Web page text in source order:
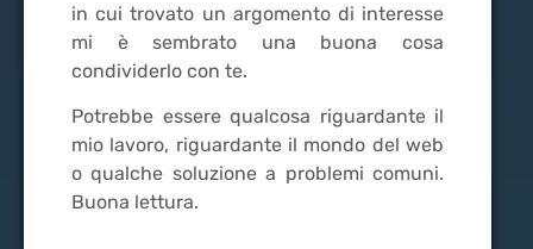
in cui trovato un argomento di interesse
mi è sembrato una buona cosa
condividerlo con te.
Potrebbe essere qualcosa riguardante il
mio lavoro, riguardante il mondo del web
o qualche soluzione a problemi comuni.
Buona lettura.